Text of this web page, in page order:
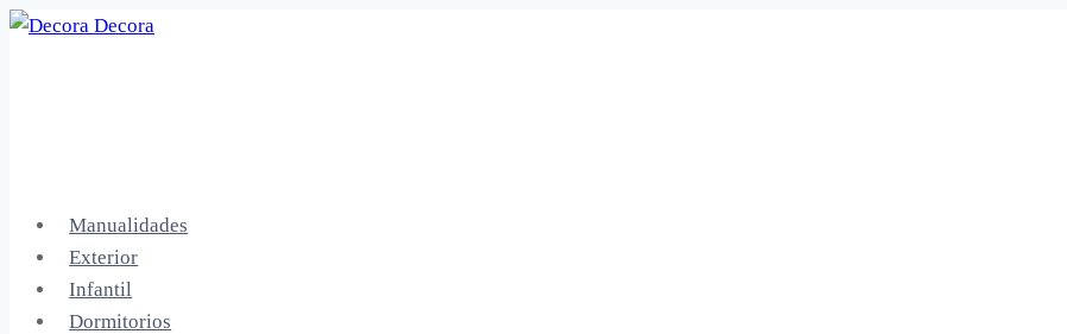
Saltar
Manualidades
Exterior
Infantil
Dormitorios